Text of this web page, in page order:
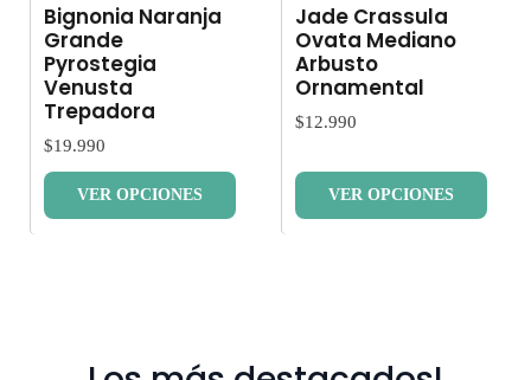
Bignonia Naranja
Grande
Pyrostegia
Venusta
Trepadora
$19.990
VER OPCIONES
Jade Crassula
Ovata Mediano
Arbusto
Ornamental
$12.990
VER OPCIONES